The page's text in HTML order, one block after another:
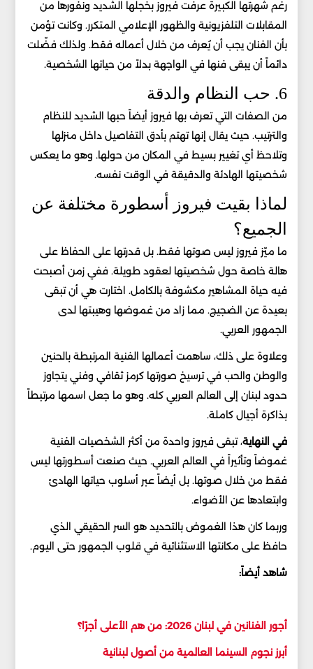
رغم شهرتها الكبيرة عرفت فيروز بخجلها الشديد ونفورها من
المقابلات التلفزيونية والظهور الإعلامي المتكرر. وكانت تؤمن
بأن الفنان يجب أن يُعرف من خلال أعماله فقط. ولذلك فضّلت
دائماً أن يبقى فنها في الواجهة بدلاً من حياتها الشخصية.
6. حب النظام والدقة
من الصفات التي تعرف بها فيروز أيضاً حبها الشديد للنظام
والترتيب. حيث يقال إنها تهتم بأدق التفاصيل داخل منزلها
وتلاحظ أي تغيير بسيط في المكان من حولها. وهو ما يعكس
شخصيتها الهادئة والدقيقة في الوقت نفسه.
لماذا بقيت فيروز أسطورة مختلفة عن
الجميع؟
ما ميّز فيروز ليس صوتها فقط. بل قدرتها على الحفاظ على
هالة خاصة حول شخصيتها لعقود طويلة. ففي زمن أصبحت
فيه حياة المشاهير مكشوفة بالكامل. اختارت هي أن تبقى
بعيدة عن الضجيج. مما زاد من غموضها وهيبتها لدى
الجمهور العربي.
وعلاوة على ذلك، ساهمت أعمالها الفنية المرتبطة بالحنين
والوطن والحب في ترسيخ صورتها كرمز ثقافي وفني يتجاوز
حدود لبنان إلى العالم العربي كله. وهو ما جعل اسمها مرتبطاً
بذاكرة أجيال كاملة.
في النهاية، تبقى فيروز واحدة من أكثر الشخصيات الفنية
غموضاً وتأثيراً في العالم العربي. حيث صنعت أسطورتها ليس
فقط من خلال صوتها. بل أيضاً عبر أسلوب حياتها الهادئ
وابتعادها عن الأضواء.
وربما كان هذا الغموض بالتحديد هو السر الحقيقي الذي
حافظ على مكانتها الاستثنائية في قلوب الجمهور حتى اليوم.
شاهد أيضاً:
أجور الفنانين في لبنان 2026: من هم الأعلى أجرًا؟
أبرز نجوم السينما العالمية من أصول لبنانية